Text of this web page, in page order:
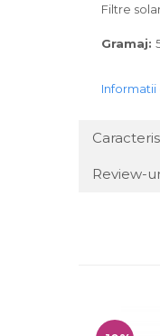
Filtre
Gramaj:
Review-